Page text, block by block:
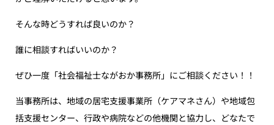
そんな時どうすれば良いのか？
誰に相談すればいいのか？
ぜひ一度「社会福祉士ながおか事務所」にご相談ください！！
当事務所は、地域の居宅支援事業所（ケアマネさん）や地域包
括支援センター、行政や病院などの他機関と協力し、どなたで